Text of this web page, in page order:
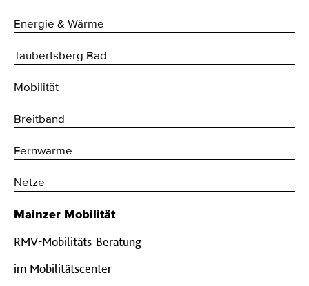
Energie & Wärme
Taubertsberg Bad
Mobilität
Breitband
Fernwärme
Netze
Mainzer Mobilität
RMV-Mobilitäts-Beratung
im Mobilitätscenter